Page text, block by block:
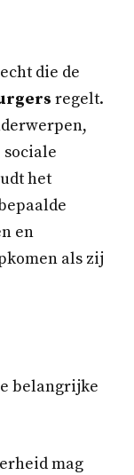
die de
regelt.
het
en
als zij
belangrijke
mag